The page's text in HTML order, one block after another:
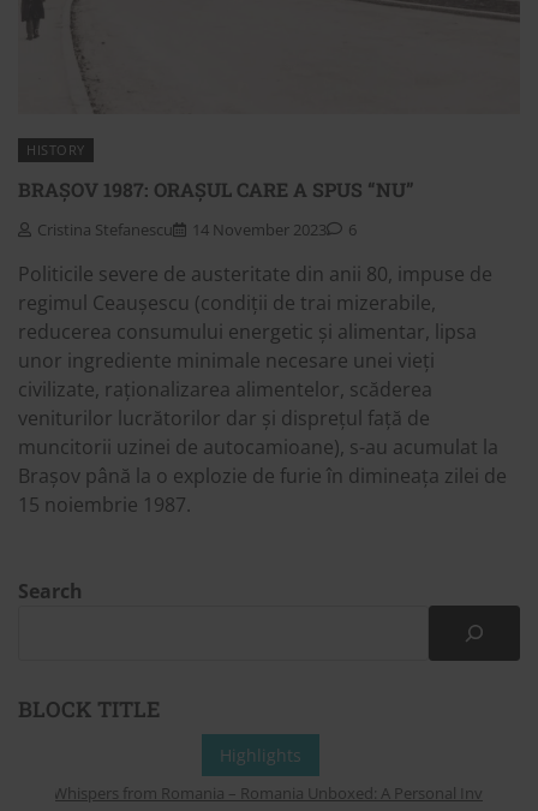
HISTORY
BRAȘOV 1987: ORAȘUL CARE A SPUS “NU”
Cristina Stefanescu 14 November 2023 6
Politicile severe de austeritate din anii 80, impuse de
regimul Ceaușescu (condiții de trai mizerabile,
reducerea consumului energetic și alimentar, lipsa
unor ingrediente minimale necesare unei vieți
civilizate, raționalizarea alimentelor, scăderea
veniturilor lucrătorilor dar și disprețul față de
muncitorii uzinei de autocamioane), s-au acumulat la
Brașov până la o explozie de furie în dimineața zilei de
15 noiembrie 1987.
Search
BLOCK TITLE
Highlights
Whispers from Romania – Romania Unboxed: A Personal Invitation